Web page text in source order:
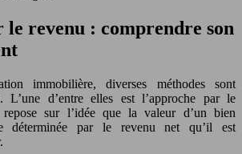
le revenu : comprendre son
immobilière, diverses méthodes sont
L’une d’entre elles est l’approche par le
sur l’idée que la valeur d’un bien
déterminée par le revenu net qu’il est